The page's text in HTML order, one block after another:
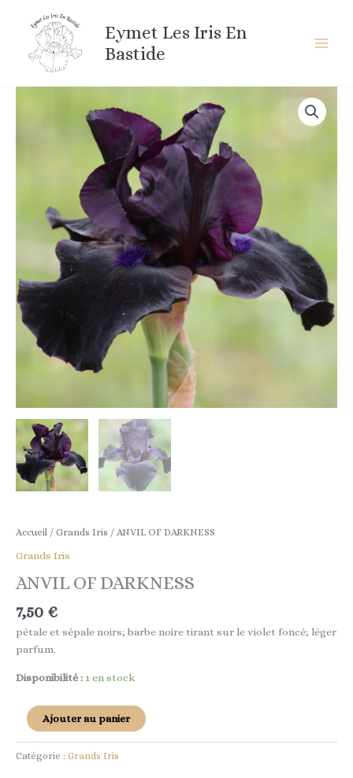
contenu
Eymet Les Iris En
Bastide
Accueil / Grands Iris / ANVIL OF DARKNESS
Grands Iris
ANVIL OF DARKNESS
7,50 €
pétale et sépale noirs; barbe noire tirant sur le violet foncé; léger
parfum.
Disponibilité : 1 en stock
Ajouter au panier
Catégorie : Grands Iris